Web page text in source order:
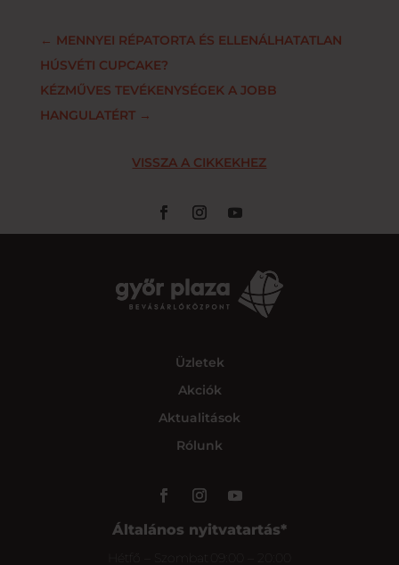
← MENNYEI RÉPATORTA ÉS ELLENÁLHATATLAN
HÚSVÉTI CUPCAKE?
KÉZMŰVES TEVÉKENYSÉGEK A JOBB
HANGULATÉRT→
VISSZA A CIKKEKHEZ
Üzletek
Akciók
Aktualitások
Rólunk
Általános nyitvatartás*